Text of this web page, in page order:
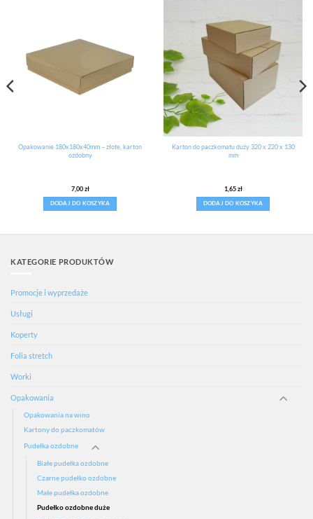
Opakowanie 180x180x40mm – złote, karton
ozdobny
7,00zł
DODAJ DO KOSZYKA
Karton do paczkomatu duży 320 x 220 x 130
mm
1,65zł
DODAJ DO KOSZYKA
KATEGORIE PRODUKTÓW
Promocje i wyprzedaże
Usługi
Koperty
Folia stretch
Worki
Opakowania
Opakowania na wino
Kartony do paczkomatów
Pudełka ozdobne
Białe pudełka ozdobne
Czarne pudełko ozdobne
Małe pudełka ozdobne
Pudełko ozdobne duże